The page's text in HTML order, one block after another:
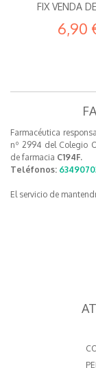
FIX VENDA
6,90
Farmacéutica
nº 2994 del Colegio
de farmacia C194F.
Teléfonos:
El servicio de